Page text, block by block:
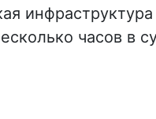
часов в